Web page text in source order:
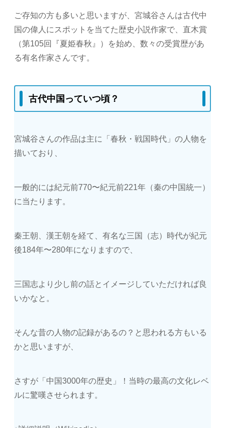
ご存知の方も多いと思いますが、宮城谷さんは古代中
国の偉人にスポットを当てた歴史小説作家で、直木賞
（第105回『夏姫春秋』）を始め、数々の受賞歴があ
る有名作家さんです。
古代中国っていつ頃？
宮城谷さんの作品は主に「春秋・戦国時代」の人物を
描いており、
一般的には紀元前770〜紀元前221年（秦の中国統一）
に当たります。
秦王朝、漢王朝を経て、有名な三国（志）時代が紀元
後184年〜280年になりますので、
三国志より少し前の話とイメージしていただければ良
いかなと。
そんな昔の人物の記録があるの？と思われる方もいる
かと思いますが、
さすが「中国3000年の歴史」！当時の最高の文化レベ
ルに驚嘆させられます。